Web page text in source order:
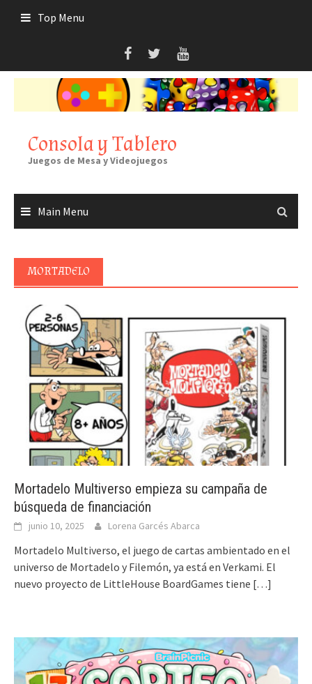
Top Menu
Consola y Tablero
Juegos de Mesa y Videojuegos
Main Menu
MORTADELO
Mortadelo Multiverso empieza su campaña de
búsqueda de financiación
junio 10, 2025 Lorena Garcés Abarca
Mortadelo Multiverso, el juego de cartas ambientado en el
universo de Mortadelo y Filemón, ya está en Verkami. El
nuevo proyecto de LittleHouse BoardGames tiene […]